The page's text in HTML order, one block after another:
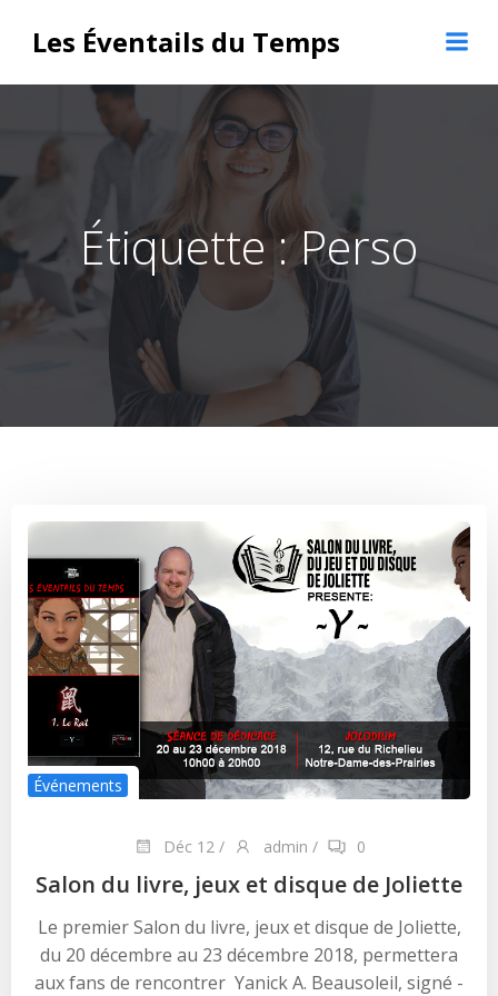
au
contenu
Les Éventails du Temps
Étiquette :Perso
Événements
Déc 12 / admin / 0
Salon du livre, jeux et disque de Joliette
Le premier Salon du livre, jeux et disque de Joliette,
du 20 décembre au 23 décembre 2018, permettera
aux fans de rencontrer Yanick A. Beausoleil, signé -